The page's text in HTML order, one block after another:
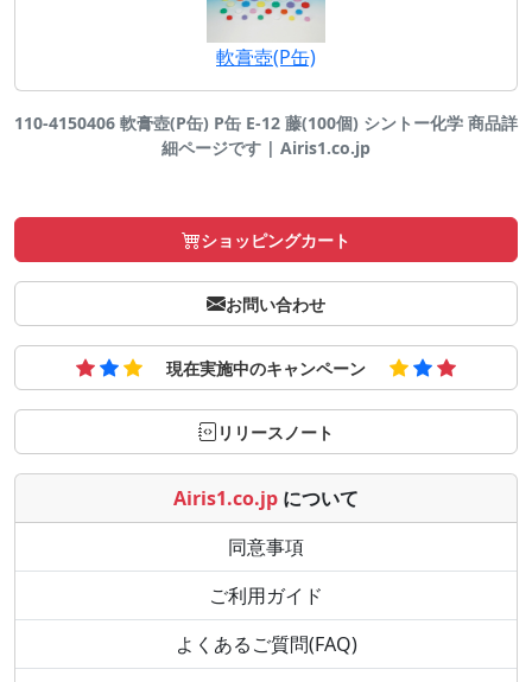
軟膏壺(P缶)
110-4150406 軟膏壺(P缶) P缶 E-12 藤(100個) シントー化学 商品詳
細ページです | Airis1.co.jp
ショッピングカート
お問い合わせ
現在実施中のキャンペーン
リリースノート
Airis1.co.jp について
同意事項
ご利用ガイド
よくあるご質問(FAQ)